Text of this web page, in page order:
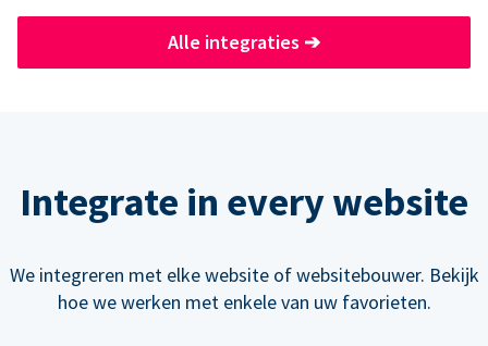
Alle integraties ➔
Integrate in every website
We integreren met elke website of websitebouwer. Bekijk
hoe we werken met enkele van uw favorieten.